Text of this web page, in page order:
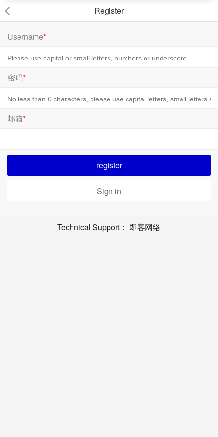
Register
Username*
密码*
邮箱*
register
Sign in
Technical Support： 即客网络